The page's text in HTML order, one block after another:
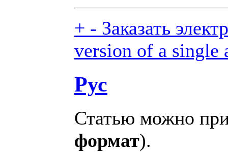
+ - Заказать
version of a single
Рус
Статью можно
формат).